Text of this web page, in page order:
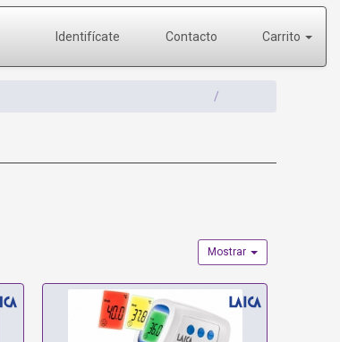
Identifícate Contacto Carrito
Mostrar